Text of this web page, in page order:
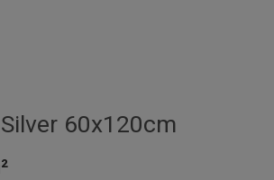
60x120cm